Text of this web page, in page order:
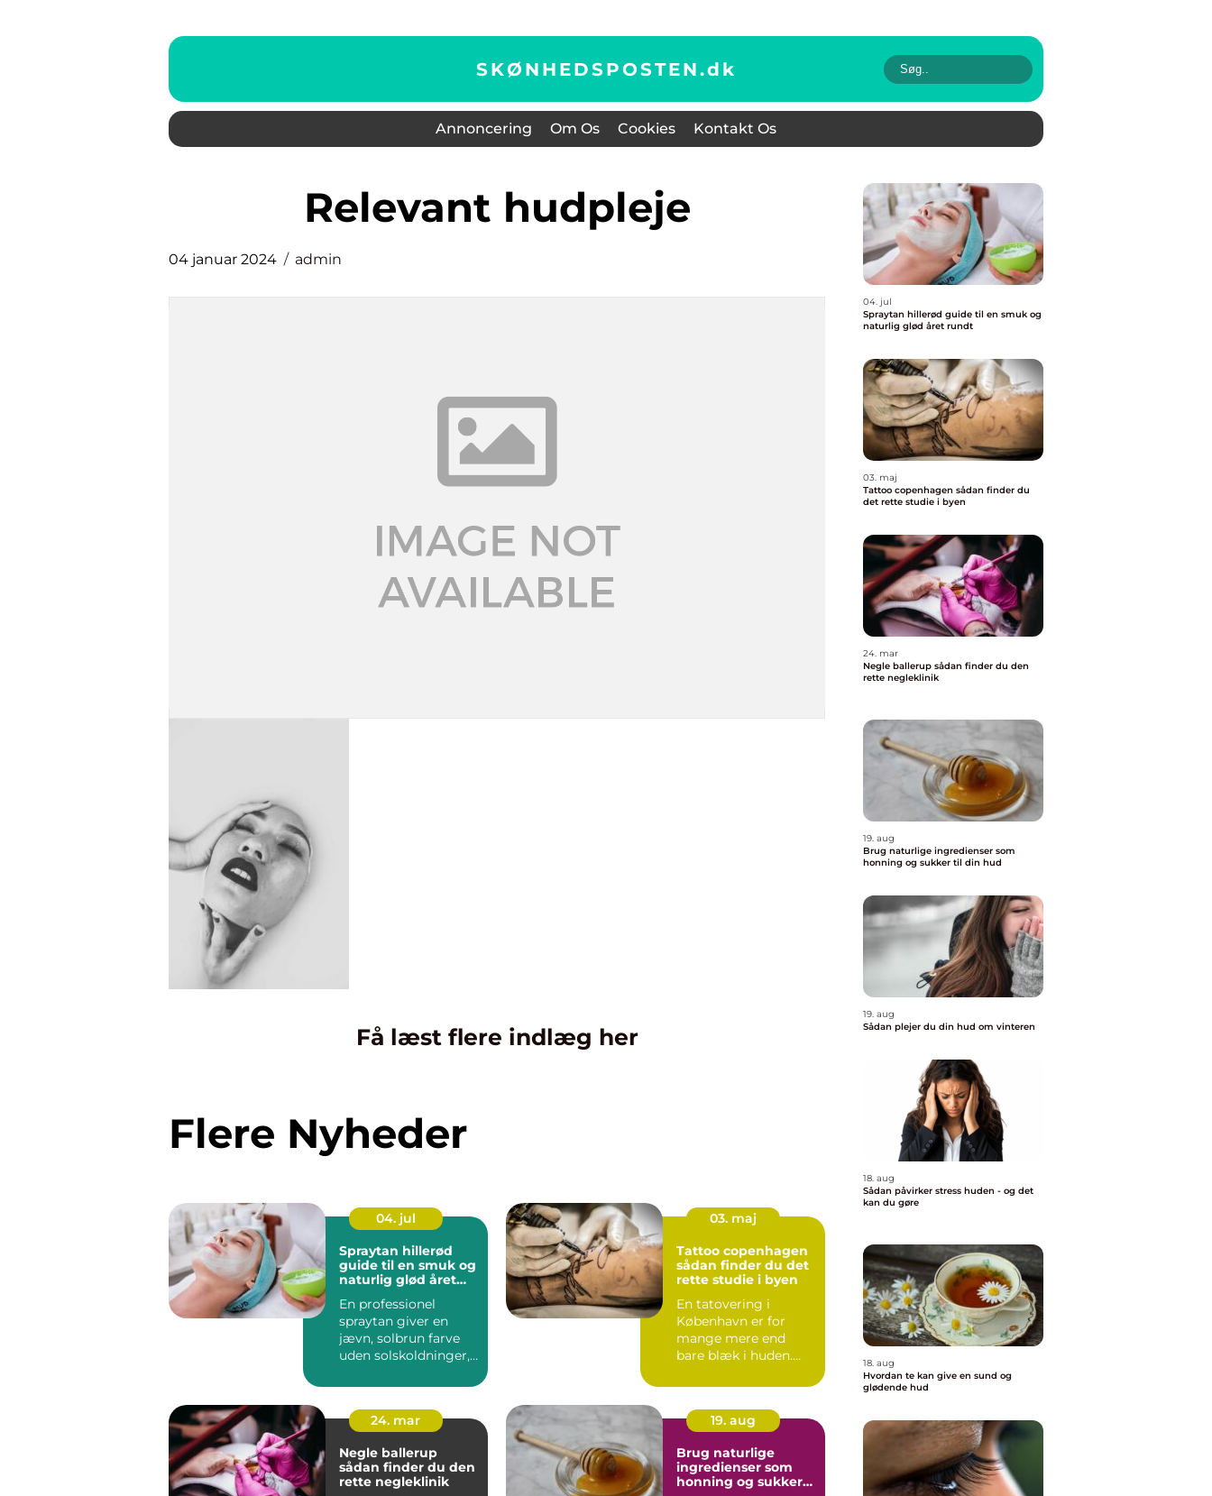
SKØNHEDSPOSTEN.dk
Annoncering Om Os Cookies Kontakt Os
relevant hudpleje
04 januar 2024 admin
Få læst flere indlæg her
Flere Nyheder
04. jul
Spraytan hillerød
guide til en smuk og
naturlig glød året
En professionel
spraytan giver en
jævn, solbrun farve
uden solskoldninger,
i...
03. maj
Tattoo copenhagen
sådan finder du det
rette studie i byen
En tatovering i
København er for
mange mere end
bare blæk i huden.
en markering...
24. mar
Negle ballerup
sådan finder du den
rette negleklinik
19. aug
Brug naturlige
ingredienser som
honning og sukker
04. jul
Spraytan hillerød guide til en smuk og
naturlig glød året rundt
03. maj
Tattoo copenhagen sådan finder du
det rette studie i byen
24. mar
Negle ballerup sådan finder du den
rette negleklinik
19. aug
Brug naturlige ingredienser som
honning og sukker til din hud
19. aug
Sådan plejer du din hud om vinteren
18. aug
Sådan påvirker stress huden - og det
kan du gøre
18. aug
Hvordan te kan give en sund og
glødende hud